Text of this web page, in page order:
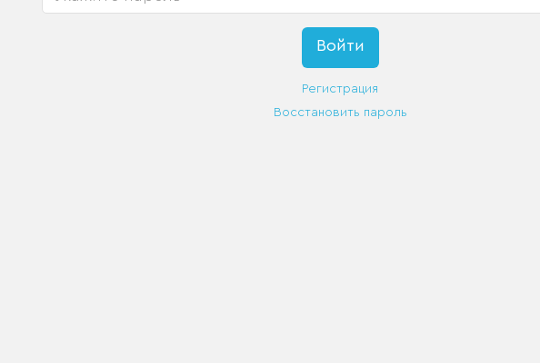
Регистрация
Восстановить пароль